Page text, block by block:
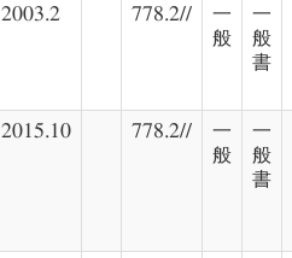
2003.2 778.2//
一
般
一
般
書
2015.10 778.2//
一
般
一
般
書